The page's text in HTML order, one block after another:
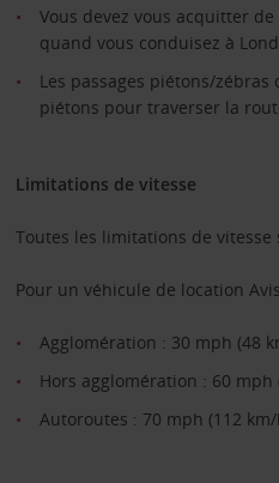
Vous devez vous acquitter
quand vous conduisez à
Les passages piétons/
piétons pour traverser la
Limitations de vitesse
Toutes les limitations de
Pour un véhicule de location
Agglomération : 30 mph (48
Hors agglomération : 60 mph
Autoroutes : 70 mph (112